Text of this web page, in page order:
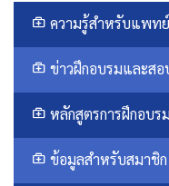
ความรู้สำหรับแพท
ข่าวฝึกอบรมและสอ
หลักสูตรการฝึกอบรม
ข้อมูลสำหรับสมาชิก